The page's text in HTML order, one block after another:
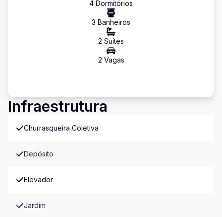
4 Dormitórios
3 Banheiros
2 Suítes
2 Vagas
Infraestrutura
Churrasqueira Coletiva
Depósito
Elevador
Jardim